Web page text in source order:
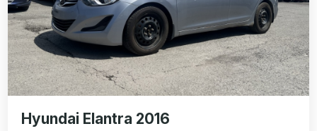
Hyundai Elantra 2016